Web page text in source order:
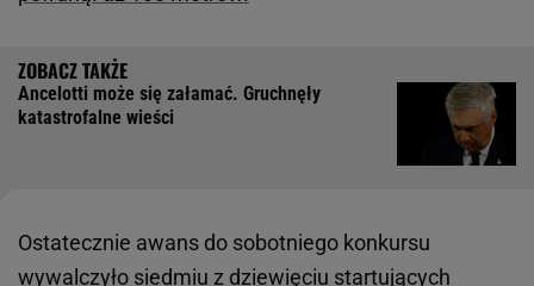
Ancelotti może się załamać. Gruchnęły
katastrofalne wieści
Ostatecznie awans do sobotniego konkursu
wywalczyło siedmiu z dziewięciu startujących